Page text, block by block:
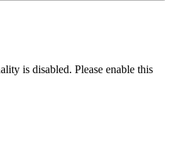
is disabled. Please enable this